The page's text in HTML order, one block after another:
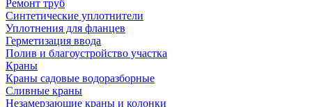
Ремонт труб
Синтетические уплотнители
Уплотнения для фланцев
Герметизация ввода
Полив и благоустройство участка
Краны
Краны садовые водоразборные
Сливные краны
Незамерзающие краны и колонки